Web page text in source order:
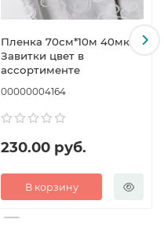
Пленка 70см*10м 40мкм
Завитки цвет в
ассортименте
00000004164
230.00 руб.
В корзину